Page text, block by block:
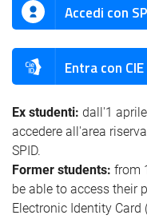
Accedi con
Entra con CIE
Ex studenti: dall'1
accedere all'area
SPID.
Former students: from
be able to access their
Electronic Identity